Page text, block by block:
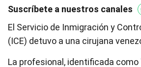
Suscríbete a nuestros canales
El Servicio de Inmigración y
(ICE) detuvo a una cirujana
La profesional, identificada como